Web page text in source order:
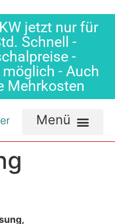
jetzt nur für
Schnell -
-
- Auch
Mehrkosten